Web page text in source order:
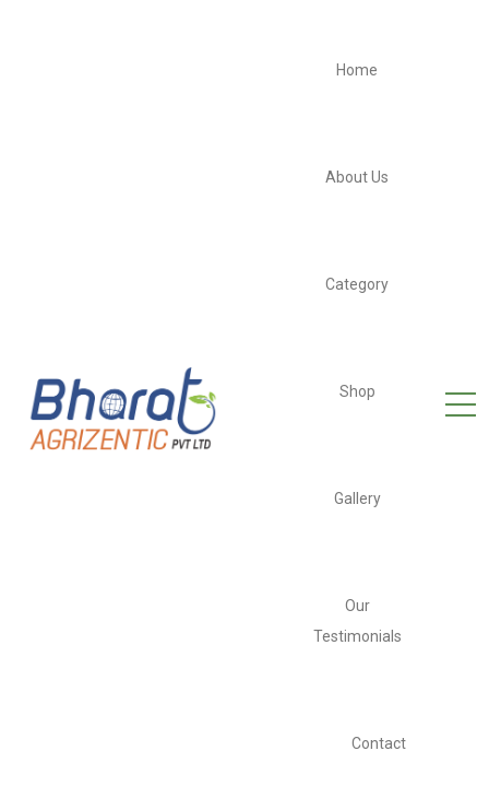
Home
About Us
Category
Shop
Gallery
Our
Testimonials
Contact